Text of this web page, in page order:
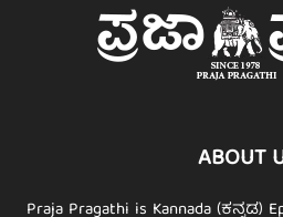
ABOUT
Praja Pragathi is Kannada (ಕನ್ನಡ)